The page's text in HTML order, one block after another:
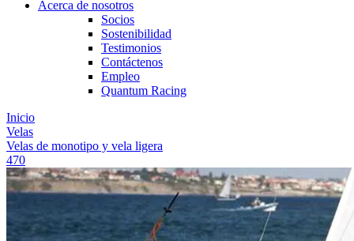
Acerca de nosotros
Socios
Sostenibilidad
Testimonios
Contáctenos
Empleo
Quantum Racing
Inicio
Velas
Velas de monotipo y vela ligera
470